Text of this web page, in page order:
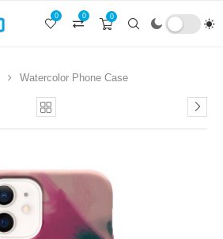
0
0
0
Watercolor Phone Case